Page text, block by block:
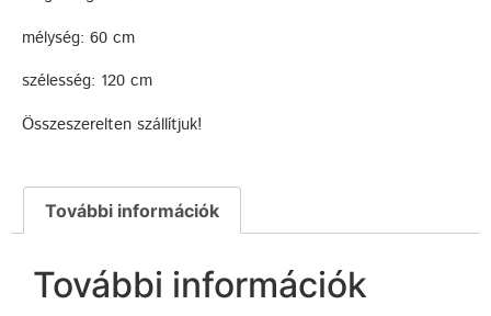
mélység: 60 cm
szélesség: 120 cm
Összeszerelten szállítjuk!
További információk
További információk